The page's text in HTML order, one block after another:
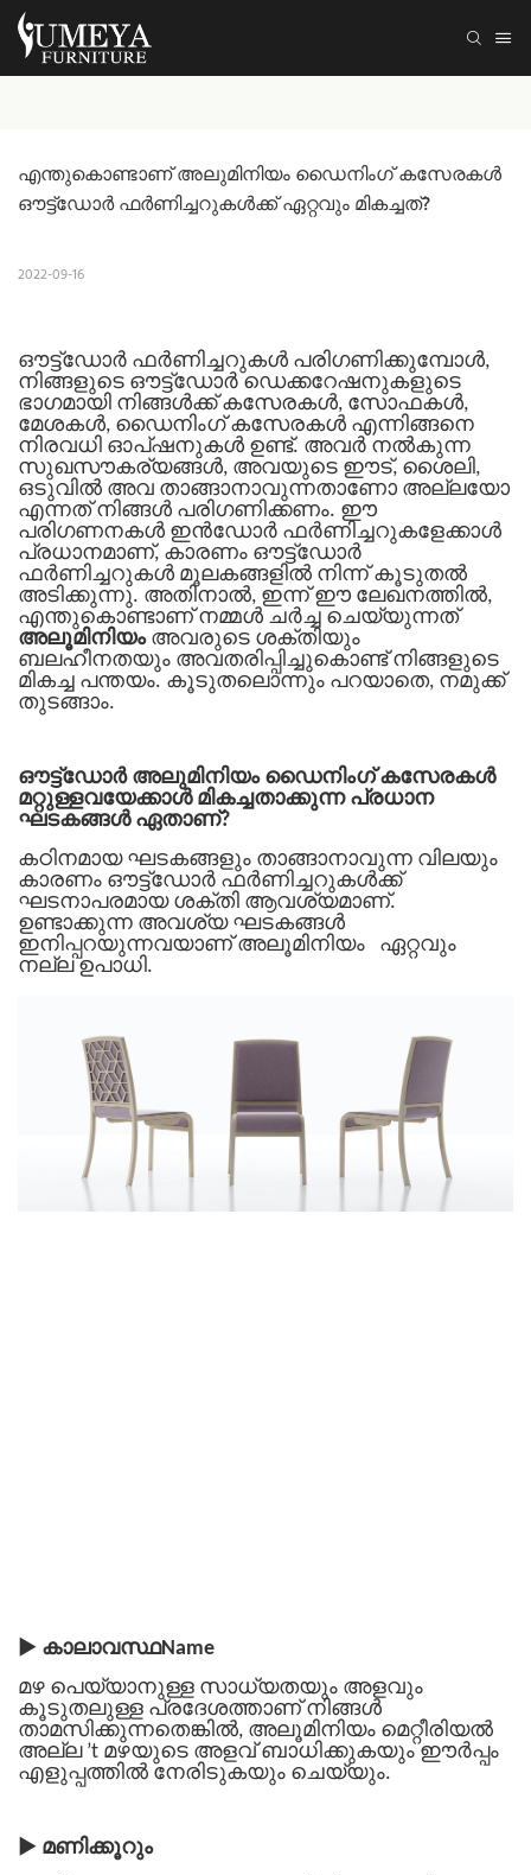
എന്തുകൊണ്ടാണ് അലുമിനിയം ഡൈനിംഗ് കസേരകൾ
ഔട്ട്‌ഡോർ ഫർണിച്ചറുകൾക്ക് ഏറ്റവും മികച്ചത്?
2022-09-16
ഔട്ട്‌ഡോർ ഫർണിച്ചറുകൾ പരിഗണിക്കുമ്പോൾ,
നിങ്ങളുടെ ഔട്ട്‌ഡോർ ഡെക്കറേഷനുകളുടെ
ഭാഗമായി നിങ്ങൾക്ക് കസേരകൾ, സോഫകൾ,
മേശകൾ, ഡൈനിംഗ് കസേരകൾ എന്നിങ്ങനെ
നിരവധി ഓപ്ഷനുകൾ ഉണ്ട്. അവർ നൽകുന്ന
സുഖസൗകര്യങ്ങൾ, അവയുടെ ഈട്, ശൈലി,
ഒടുവിൽ അവ താങ്ങാനാവുന്നതാണോ അല്ലയോ
എന്നത് നിങ്ങൾ പരിഗണിക്കണം. ഈ
പരിഗണനകൾ ഇൻഡോർ ഫർണിച്ചറുകളേക്കാൾ
പ്രധാനമാണ്, കാരണം ഔട്ട്ഡോർ
ഫർണിച്ചറുകൾ മൂലകങ്ങളിൽ നിന്ന് കൂടുതൽ
അടിക്കുന്നു. അതിനാൽ, ഇന്ന് ഈ ലേഖനത്തിൽ,
എന്തുകൊണ്ടാണ് നമ്മൾ ചർച്ച ചെയ്യുന്നത്
അലൂമിനിയം അവരുടെ ശക്തിയും
ബലഹീനതയും അവതരിപ്പിച്ചുകൊണ്ട് നിങ്ങളുടെ
മികച്ച പന്തയം. കൂടുതലൊന്നും പറയാതെ, നമുക്ക്
തുടങ്ങാം.
ഔട്ട്‌ഡോർ അലുമിനിയം ഡൈനിംഗ് കസേരകൾ
മറ്റുള്ളവയേക്കാൾ മികച്ചതാക്കുന്ന പ്രധാന
ഘടകങ്ങൾ ഏതാണ്?
കഠിനമായ ഘടകങ്ങളും താങ്ങാനാവുന്ന വിലയും
കാരണം ഔട്ട്ഡോർ ഫർണിച്ചറുകൾക്ക്
ഘടനാപരമായ ശക്തി ആവശ്യമാണ്.
ഉണ്ടാക്കുന്ന അവശ്യ ഘടകങ്ങൾ
ഇനിപ്പറയുന്നവയാണ്അലൂമിനിയം
ഏറ്റവും
നല്ല ഉപാധി.
▶ കാലാവസ്ഥName
മഴ പെയ്യാനുള്ള സാധ്യതയും അളവും
കൂടുതലുള്ള പ്രദേശത്താണ് നിങ്ങൾ
താമസിക്കുന്നതെങ്കിൽ, അലൂമിനിയം മെറ്റീരിയൽ
അല്ല ’t മഴയുടെ അളവ് ബാധിക്കുകയും ഈർപ്പം
എളുപ്പത്തിൽ നേരിടുകയും ചെയ്യും.
▶ മണിക്കൂറും